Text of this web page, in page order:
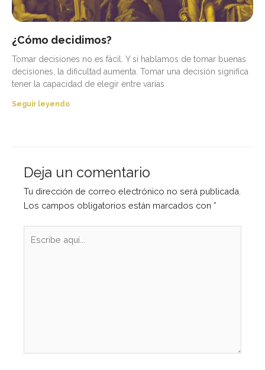
¿Cómo decidimos?
Tomar decisiones no es fácil. Y si hablamos de tomar buenas
decisiones, la dificultad aumenta. Tomar una decisión significa
tener la capacidad de elegir entre varias
Seguir leyendo
Deja un comentario
Tu dirección de correo electrónico no será publicada.
Los campos obligatorios están marcados con *
aquí...